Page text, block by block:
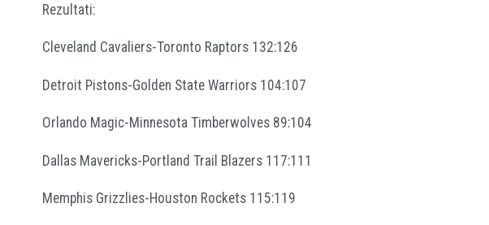
Rezultati:
Cleveland Cavaliers-Toronto Raptors 132:126
Detroit Pistons-Golden State Warriors 104:107
Orlando Magic-Minnesota Timberwolves 89:104
Dallas Mavericks-Portland Trail Blazers 117:111
Memphis Grizzlies-Houston Rockets 115:119